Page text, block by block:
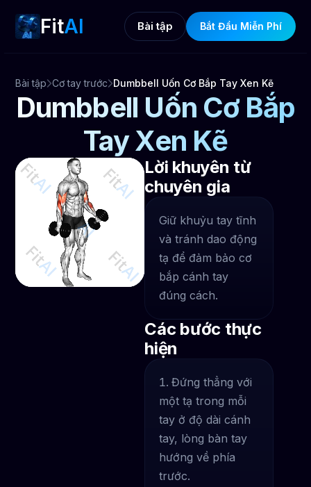
FitAI Bài tập Bắt Đầu Miễn Phí
Bài tập Cơ tay trước Dumbbell Uốn Cơ Bắp Tay Xen Kẽ
Dumbbell Uốn Cơ Bắp
Tay Xen Kẽ
Lời khuyên từ
chuyên gia
Giữ khuỷu tay tĩnh
và tránh dao động
tạ để đảm bảo cơ
bắp cánh tay
đúng cách.
Các bước thực
hiện
Đứng thẳng với
một tạ trong mỗi
tay ở độ dài cánh
tay, lòng bàn tay
hướng về phía
trước.